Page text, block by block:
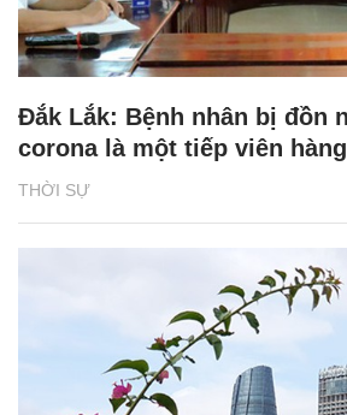
THỜI SỰ
Đắk Lắk: Bệnh nhân bị đồn
corona là một tiếp viên